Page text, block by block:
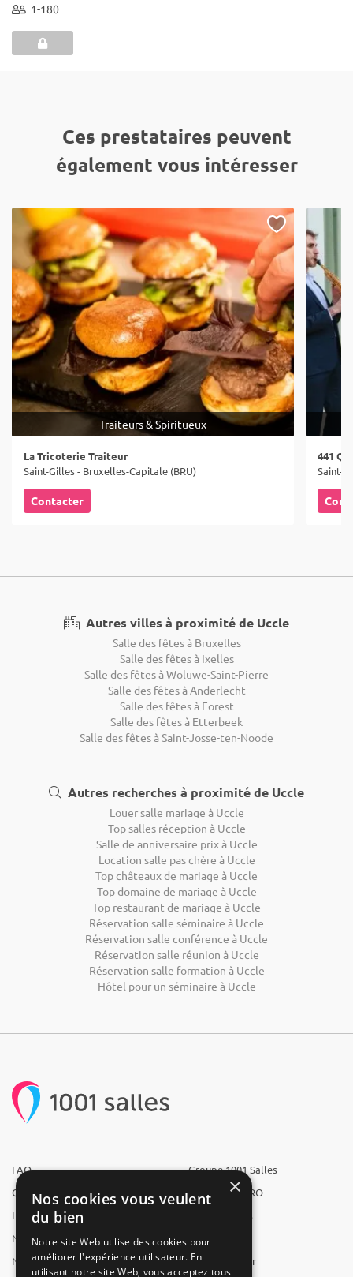
1-180
Ces prestataires peuvent
également vous intéresser
Traiteurs & Spiritueux
La Tricoterie Traiteur
Saint-Gilles - Bruxelles-Capitale (BRU)
Contacter
441
Saint-
Autres villes à proximité de Uccle
Salle des fêtes à Bruxelles
Salle des fêtes à Ixelles
Salle des fêtes à Woluwe-Saint-Pierre
Salle des fêtes à Anderlecht
Salle des fêtes à Forest
Salle des fêtes à Etterbeek
Salle des fêtes à Saint-Josse-ten-Noode
Autres recherches à proximité de Uccle
Louer salle mariage à Uccle
Top salles réception à Uccle
Salle de anniversaire prix à Uccle
Location salle pas chère à Uccle
Top châteaux de mariage à Uccle
Top domaine de mariage à Uccle
Top restaurant de mariage à Uccle
Réservation salle séminaire à Uccle
Réservation salle conférence à Uccle
Réservation salle réunion à Uccle
Réservation salle formation à Uccle
Hôtel pour un séminaire à Uccle
FAQ
Qui sommes-nous ?
L'équipe
Nous recrutons
Nos partenaires
Groupe 1001 Salles
1001 Salles PRO
1001 Traiteurs
1001 Artistes
Reserverunbar
×
Nos cookies vous veulent
du bien
Notre site Web utilise des cookies pour
améliorer l'expérience utilisateur. En
utilisant notre site Web, vous acceptez tous